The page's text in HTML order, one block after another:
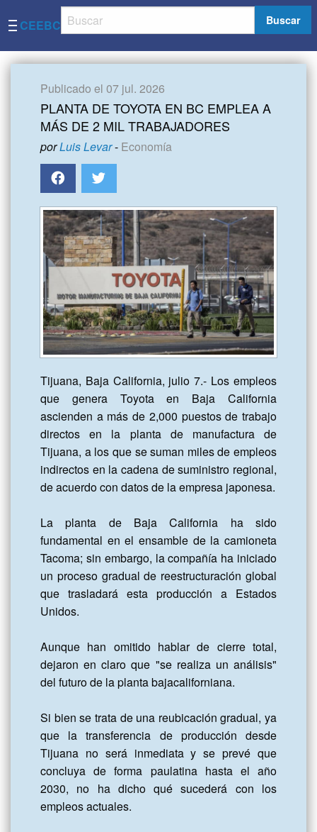
CEEBC Buscar
Publicado el 07 jul. 2026
PLANTA DE TOYOTA EN BC EMPLEA A
MÁS DE 2 MIL TRABAJADORES
porLuis Levar- Economía
Tijuana, Baja California, julio 7.- Los empleos
que genera Toyota en Baja California
ascienden a más de 2,000 puestos de trabajo
directos en la planta de manufactura de
Tijuana, a los que se suman miles de empleos
indirectos en la cadena de suministro regional,
de acuerdo con datos de la empresa japonesa.
La planta de Baja California ha sido
fundamental en el ensamble de la camioneta
Tacoma; sin embargo, la compañía ha iniciado
un proceso gradual de reestructuración global
que trasladará esta producción a Estados
Unidos.
Aunque han omitido hablar de cierre total,
dejaron en claro que "se realiza un análisis"
del futuro de la planta bajacaliforniana.
Si bien se trata de una reubicación gradual, ya
que la transferencia de producción desde
Tijuana no será inmediata y se prevé que
concluya de forma paulatina hasta el año
2030, no ha dicho qué sucederá con los
empleos actuales.